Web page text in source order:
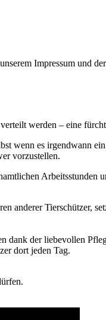
Impressum und der
werden – eine
wenn es irgendwann
vorzustellen.
anderer Tierschützer,
dank der liebevollen
dort jeden Tag.